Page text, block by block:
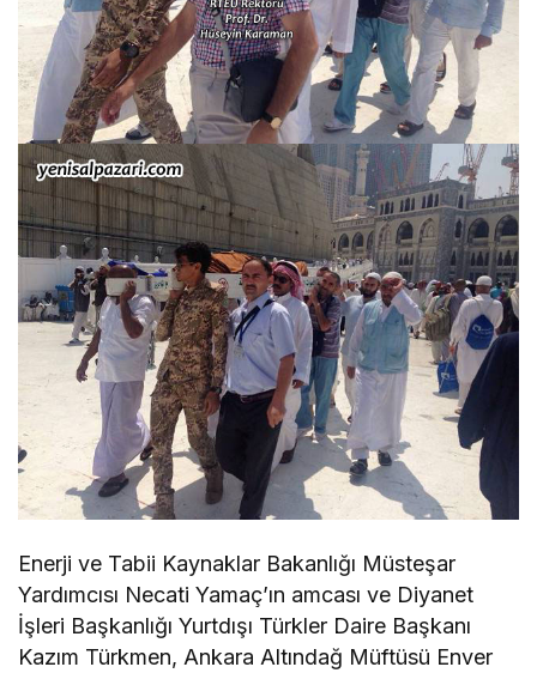
Enerji ve Tabii Kaynaklar Bakanlığı Müsteşar
Yardımcısı Necati Yamaç’ın amcası ve Diyanet
İşleri Başkanlığı Yurtdışı Türkler Daire Başkanı
Kazım Türkmen, Ankara Altındağ Müftüsü Enver